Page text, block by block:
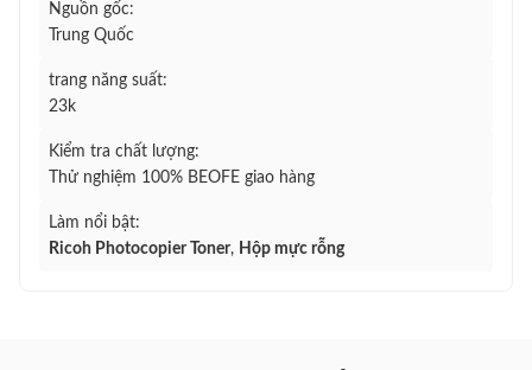
Nguồn gốc:
Trung Quốc
trang năng suất:
23k
Kiểm tra chất lượng:
Thử nghiệm 100% BEOFE giao hàng
Làm nổi bật:
Ricoh Photocopier Toner, Hộp mực rỗng